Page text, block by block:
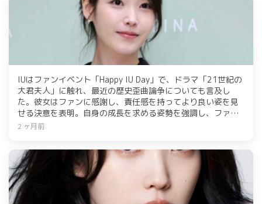
IUはファンイベント「Happy IU Day」で、ドラマ「21世紀の
大君夫人」に触れ、最近の歴史歪曲論争についても言及し
た。彼女はファンに感謝し、責任感を持ってより良い姿を見
せる決意を表明。自身の成長を求める姿勢を強調し、ファン
からの愛に感謝した。
2 ヶ月前